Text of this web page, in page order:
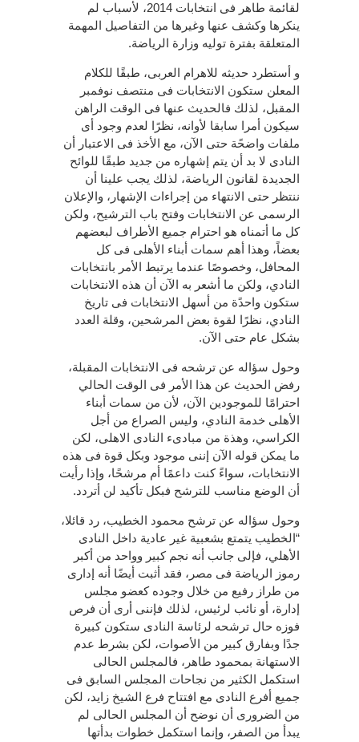
لقائمة طاهر فى انتخابات 2014، لأسباب لم
ينكرها وكشف عنها وغيرها من التفاصيل المهمة
المتعلقة بفترة توليه وزارة الرياضة.
و أستطرد حديثه للاهرام العربى، طبقًا للكلام
المعلن ستكون الانتخابات فى منتصف نوفمبر
المقبل، لذلك فالحديث عنها فى الوقت الراهن
سيكون أمرا سابقا لأوانه، نظرًا لعدم وجود أى
ملفات واضحًة حتى الآن، مع الأخذ فى الاعتبار أن
النادى لا بد أن يتم إشهاره من جديد طبقًا للوائح
الجديدة لقانون الرياضة، لذلك يجب علينا أن
ننتظر حتى الانتهاء من إجراءات الإشهار، والإعلان
الرسمى عن الانتخابات وفتح باب الترشيح، ولكن
كل ما أتمناه هو احترام جميع الأطراف لبعضهم
بعضاً، وهذا أهم سمات أبناء الأهلى فى كل
المحافل، وخصوصًا عندما يرتبط الأمر بانتخابات
النادي، ولكن ما أشعر به الآن أن هذه الانتخابات
ستكون واحدًة من أسهل الانتخابات فى تاريخ
النادي، نظرًا لقوة بعض المرشحين، وقلة العدد
بشكل عام حتى الآن.
وحول سؤاله عن ترشحه فى الانتخابات المقبلة،
رفض الحديث عن هذا الأمر فى الوقت الحالي
احترامًا للموجودين الآن، لأن من سمات أبناء
الأهلى خدمة النادي، وليس الصراع من أجل
الكراسي، وهذة من مبادىء النادى الاهلى، لكن
ما يمكن قوله الآن إننى موجود وبكل قوة فى هذه
الانتخابات، سواءً كنت داعمًا أم مرشحًا، وإذا رأيت
أن الوضع مناسب للترشح فبكل تأكيد لن أتردد.
وحول سؤاله عن ترشح محمود الخطيب، رد قائلا،
“الخطيب يتمتع بشعبية غير عادية داخل النادى
الأهلي، فإلى جانب أنه نجم كبير وواحد من أكبر
رموز الرياضة فى مصر، فقد أثبت أيضًا أنه إدارى
من طراز رفيع من خلال وجوده كعضو مجلس
إدارة، أو نائب لرئيس، لذلك فإننى أرى أن فرص
فوزه حال ترشحه لرئاسة النادى ستكون كبيرة
جدًا وبفارق كبير من الأصوات، لكن بشرط عدم
الاستهانة بمحمود طاهر، فالمجلس الحالى
استكمل الكثير من نجاحات المجلس السابق فى
جميع أفرع النادى مع افتتاح فرع الشيخ زايد، لكن
من الضرورى أن نوضح أن المجلس الحالى لم
يبدأ من الصفر، وإنما استكمل خطوات بدأتها